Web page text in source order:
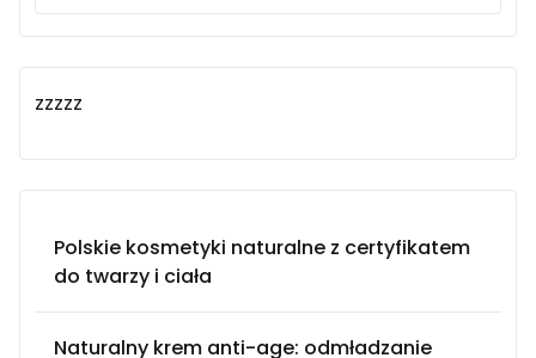
zzzzz
Polskie kosmetyki naturalne z certyfikatem
do twarzy i ciała
Naturalny krem anti-age: odmładzanie